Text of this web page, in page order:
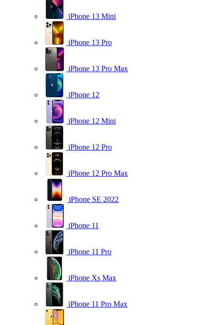
iPhone 13 Mini
iPhone 13 Pro
iPhone 13 Pro Max
iPhone 12
iPhone 12 Mini
iPhone 12 Pro
iPhone 12 Pro Max
iPhone SE 2022
iPhone 11
iPhone 11 Pro
iPhone Xs Max
iPhone 11 Pro Max